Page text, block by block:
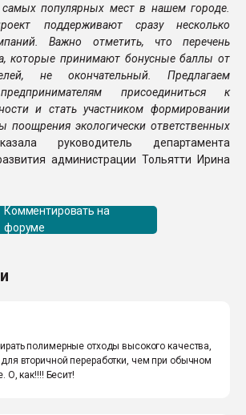
популярных мест в нашем городе.
поддерживают сразу несколько
Важно отметить, что перечень
которые принимают бонусные баллы от
не окончательный. Предлагаем
присоединиться к
и стать участником формировании
поощрения экологически ответственных
руководитель департамента
администрации Тольятти Ирина
Комментировать на
форуме
полимерные отходы высокого качества,
вторичной переработки, чем при обычном
О, как!!!! Бесит!